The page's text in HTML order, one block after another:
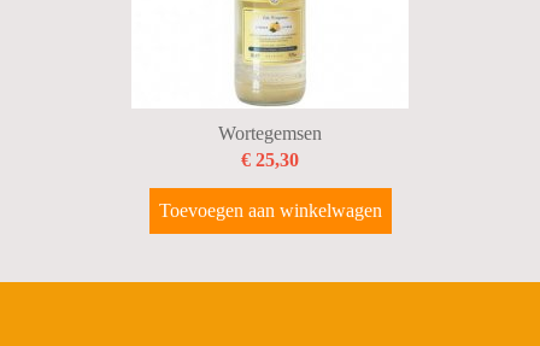
Wortegemsen
€ 25,30
Toevoegen aan winkelwagen